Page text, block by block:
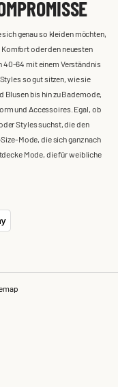
genau so kleiden möchten,
oder den neuesten
40-64 mit einem Verständnis
so gut sitzen, wie sie
Blusen bis hin zu Bademode,
und Accessoires. Egal, ob
Styles suchst, die den
Mode, die sich ganz nach
Mode, die für weibliche